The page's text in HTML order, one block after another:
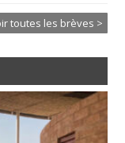
toutes les brèves >